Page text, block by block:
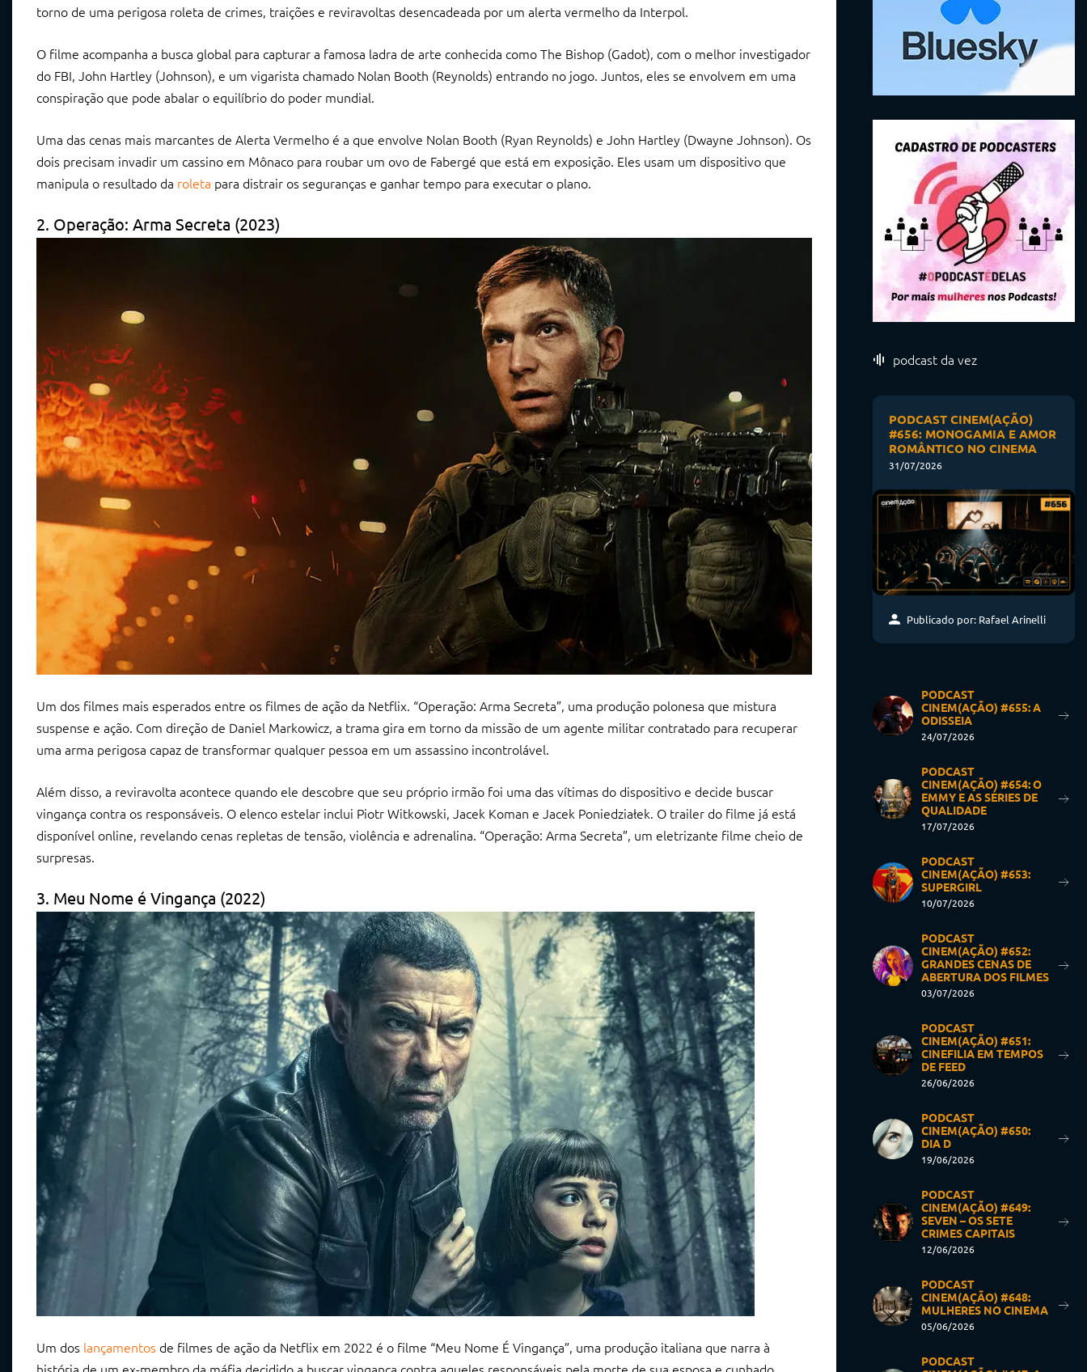
torno de uma perigosa roleta de crimes, traições e reviravoltas desencadeada por um alerta vermelho da Interpol.
O filme acompanha a busca global para capturar a famosa ladra de arte conhecida como The Bishop (Gadot), com o melhor investigador
do FBI, John Hartley (Johnson), e um vigarista chamado Nolan Booth (Reynolds) entrando no jogo. Juntos, eles se envolvem em uma
conspiração que pode abalar o equilíbrio do poder mundial.
Uma das cenas mais marcantes de Alerta Vermelho é a que envolve Nolan Booth (Ryan Reynolds) e John Hartley (Dwayne Johnson). Os
dois precisam invadir um cassino em Mônaco para roubar um ovo de Fabergé que está em exposição. Eles usam um dispositivo que
manipula o resultado da roleta para distrair os seguranças e ganhar tempo para executar o plano.
2. Operação: Arma Secreta (2023)
Um dos filmes mais esperados entre os filmes de ação da Netflix. “Operação: Arma Secreta”, uma produção polonesa que mistura
suspense e ação. Com direção de Daniel Markowicz, a trama gira em torno da missão de um agente militar contratado para recuperar
uma arma perigosa capaz de transformar qualquer pessoa em um assassino incontrolável.
Além disso, a reviravolta acontece quando ele descobre que seu próprio irmão foi uma das vítimas do dispositivo e decide buscar
vingança contra os responsáveis. O elenco estelar inclui Piotr Witkowski, Jacek Koman e Jacek Poniedziałek. O trailer do filme já está
disponível online, revelando cenas repletas de tensão, violência e adrenalina. “Operação: Arma Secreta”, um eletrizante filme cheio de
surpresas.
3. Meu Nome é Vingança (2022)
Um dos lançamentos de filmes de ação da Netflix em 2022 é o filme “Meu Nome É Vingança”, uma produção italiana que narra à
podcast da vez
PODCAST CINEM(AÇÃO)
#656: MONOGAMIA E AMOR
ROMÂNTICO NO CINEMA
31/07/2026
Publicado por: Rafael Arinelli
PODCAST
CINEM(AÇÃO) #655: A
ODISSEIA
24/07/2026
PODCAST
CINEM(AÇÃO) #654: O
EMMY E AS SÉRIES DE
QUALIDADE
17/07/2026
PODCAST
CINEM(AÇÃO) #653:
SUPERGIRL
10/07/2026
PODCAST
CINEM(AÇÃO) #652:
GRANDES CENAS DE
ABERTURA DOS FILMES
03/07/2026
PODCAST
CINEM(AÇÃO) #651:
CINEFILIA EM TEMPOS
DE FEED
26/06/2026
PODCAST
CINEM(AÇÃO) #650:
DIA D
19/06/2026
PODCAST
CINEM(AÇÃO) #649:
SEVEN – OS SETE
CRIMES CAPITAIS
12/06/2026
PODCAST
CINEM(AÇÃO) #648:
MULHERES NO CINEMA
05/06/2026
PODCAST